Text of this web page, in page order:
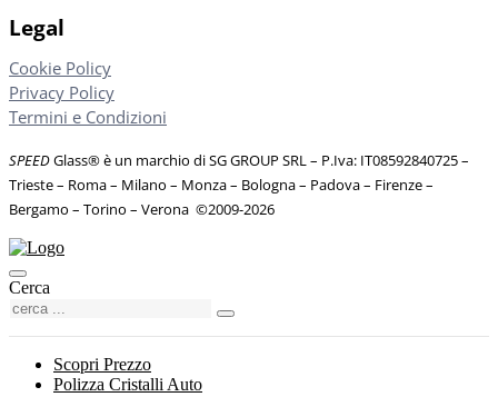
Legal
Cookie Policy
Privacy Policy
Termini e Condizioni
SPEEDGlass® è un marchio di SG GROUP SRL – P.Iva: IT08592840725–
Trieste – Roma – Milano – Monza – Bologna – Padova – Firenze –
Bergamo – Torino – Verona ©2009-2026
Cerca
Scopri Prezzo
Polizza Cristalli Auto